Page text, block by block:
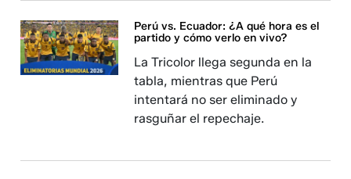
Perú vs. Ecuador: ¿A qué hora es el
partido y cómo verlo en vivo?
La Tricolor llega segunda en la
tabla, mientras que Perú
intentará no ser eliminado y
rasguñar el repechaje.